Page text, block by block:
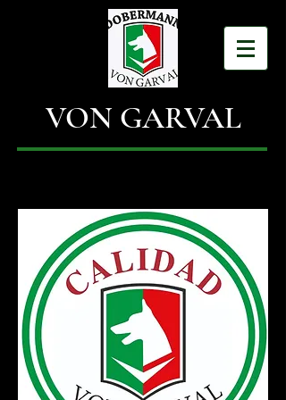
VON GARVAL